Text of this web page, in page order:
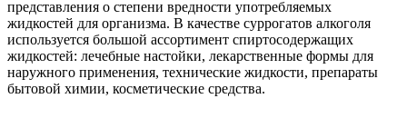
представления о степени вредности употребляемых
жидкостей для организма. В качестве суррогатов алкоголя
используется большой ассортимент спиртосодержащих
жидкостей: лечебные настойки, лекарственные формы для
наружного применения, технические жидкости, препараты
бытовой химии, косметические средства.